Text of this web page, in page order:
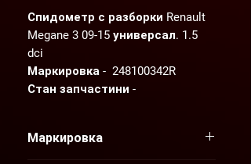
Спидометр с разборки Renault
Megane 3 09-15 универсал. 1.5
dci
Маркировка - 248100342R
Стан запчастини -
Вашому запиту."AGP" пропонує
Маркировка